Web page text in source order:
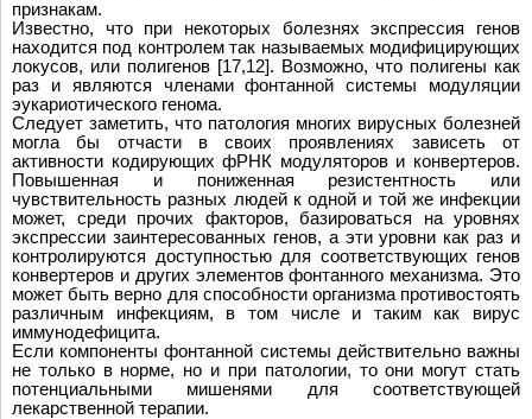
признакам.
Известно, что при некоторых болезнях экспрессия генов
находится под контролем так называемых модифицирующих
локусов, или полигенов [17,12]. Возможно, что полигены как
раз и являются членами фонтанной системы модуляции
эукариотического генома.
Cледует заметить, что патология многих вирусных болезней
могла бы отчасти в своих проявлениях зависеть от
активности кодирующих фРНК модуляторов и конвертеров.
Повышенная и пониженная резистентность или
чувствительность разных людей к одной и той же инфекции
может, среди прочих факторов, базироваться на уровнях
экспрессии заинтересованных генов, а эти уровни как раз и
контролируются доступностью для соответствующих генов
конвертеров и других элементов фонтанного механизма. Это
может быть верно для способности организма противостоять
различным инфекциям, в том числе и таким как вирус
иммунодефицита.
Если компоненты фонтанной системы действительно важны
не только в норме, но и при патологии, то они могут стать
потенциальными мишенями для соответствующей
лекарственной терапии.